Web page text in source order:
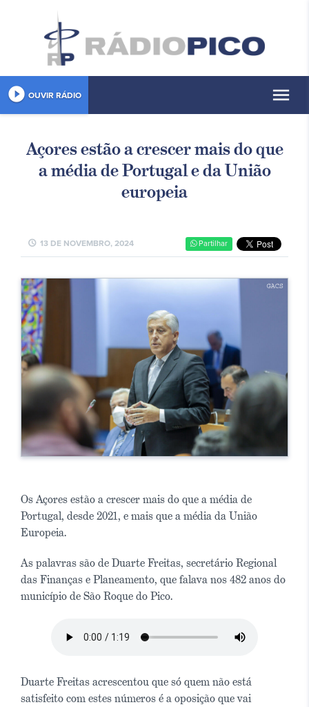
play_circle_filled OUVIR RÁDIO menu
Açores estão a crescer mais do que
a média de Portugal e da União
europeia
schedule 13 DE NOVEMBRO, 2024 Partilhar
Os Açores estão a crescer mais do que a média de
Portugal, desde 2021, e mais que a média da União
Europeia.
As palavras são de Duarte Freitas, secretário Regional
das Finanças e Planeamento, que falava nos 482 anos do
município de São Roque do Pico.
Duarte Freitas acrescentou que só quem não está
satisfeito com estes números é a oposição que vai